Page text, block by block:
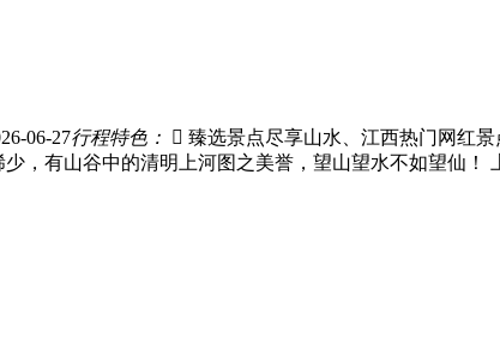
06-27行程特色：
 臻选景点尽享山水、江西热门网红
，有山谷中的清明上河图之美誉，望山望水不如望仙！